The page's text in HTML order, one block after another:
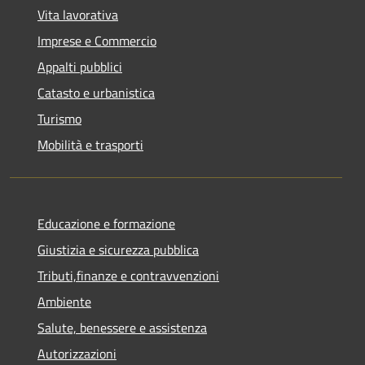
Vita lavorativa
Imprese e Commercio
Appalti pubblici
Catasto e urbanistica
Turismo
Mobilità e trasporti
Educazione e formazione
Giustizia e sicurezza pubblica
Tributi,finanze e contravvenzioni
Ambiente
Salute, benessere e assistenza
Autorizzazioni